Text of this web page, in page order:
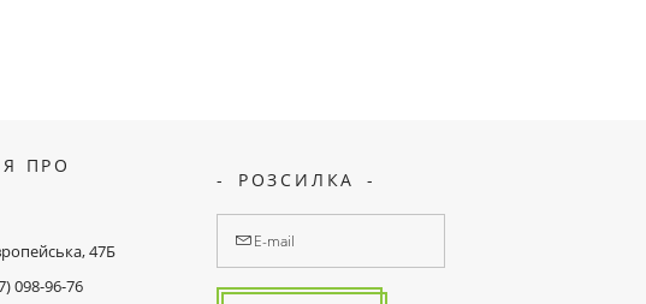
ПРО
47Б
098-96-76
РОЗСИЛКА